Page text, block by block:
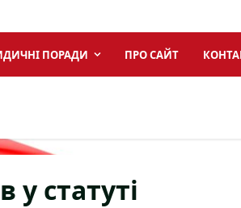
ПОРАДИ ПРО САЙТ
у статуті